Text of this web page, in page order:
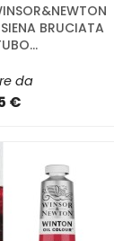
BRUCIATA
da
€